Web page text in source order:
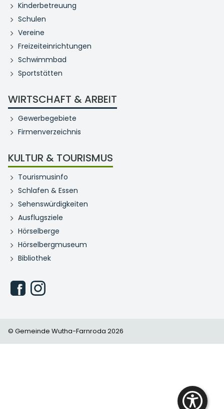
Kinderbetreuung
Schulen
Vereine
Freizeiteinrichtungen
Schwimmbad
Sportstätten
WIRTSCHAFT & ARBEIT
Gewerbegebiete
Firmenverzeichnis
KULTUR & TOURISMUS
Tourismusinfo
Schlafen & Essen
Sehenswürdigkeiten
Ausflugsziele
Hörselberge
Hörselbergmuseum
Bibliothek
© Gemeinde Wutha-Farnroda 2026